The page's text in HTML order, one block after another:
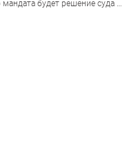
будет решение суда о